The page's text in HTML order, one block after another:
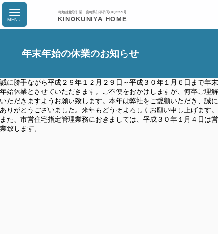
KINOKUNIYA HOME
宅地建物取引業 宮崎県知事許可(10)3259号
年末年始の休業のお知らせ
誠に勝手ながら平成２９年１２月２９日～平成３０年１月６日まで年末
年始休業とさせていただきます。ご不便をおかけしますが、何卒ご理解
いただきますようお願い致します。本年は弊社をご愛顧いただき、誠に
ありがとうございました。来年もどうぞよろしくお願い申し上げます。
また、市営住宅指定管理業務におきましては、平成３０年１月４日は営
業致します。